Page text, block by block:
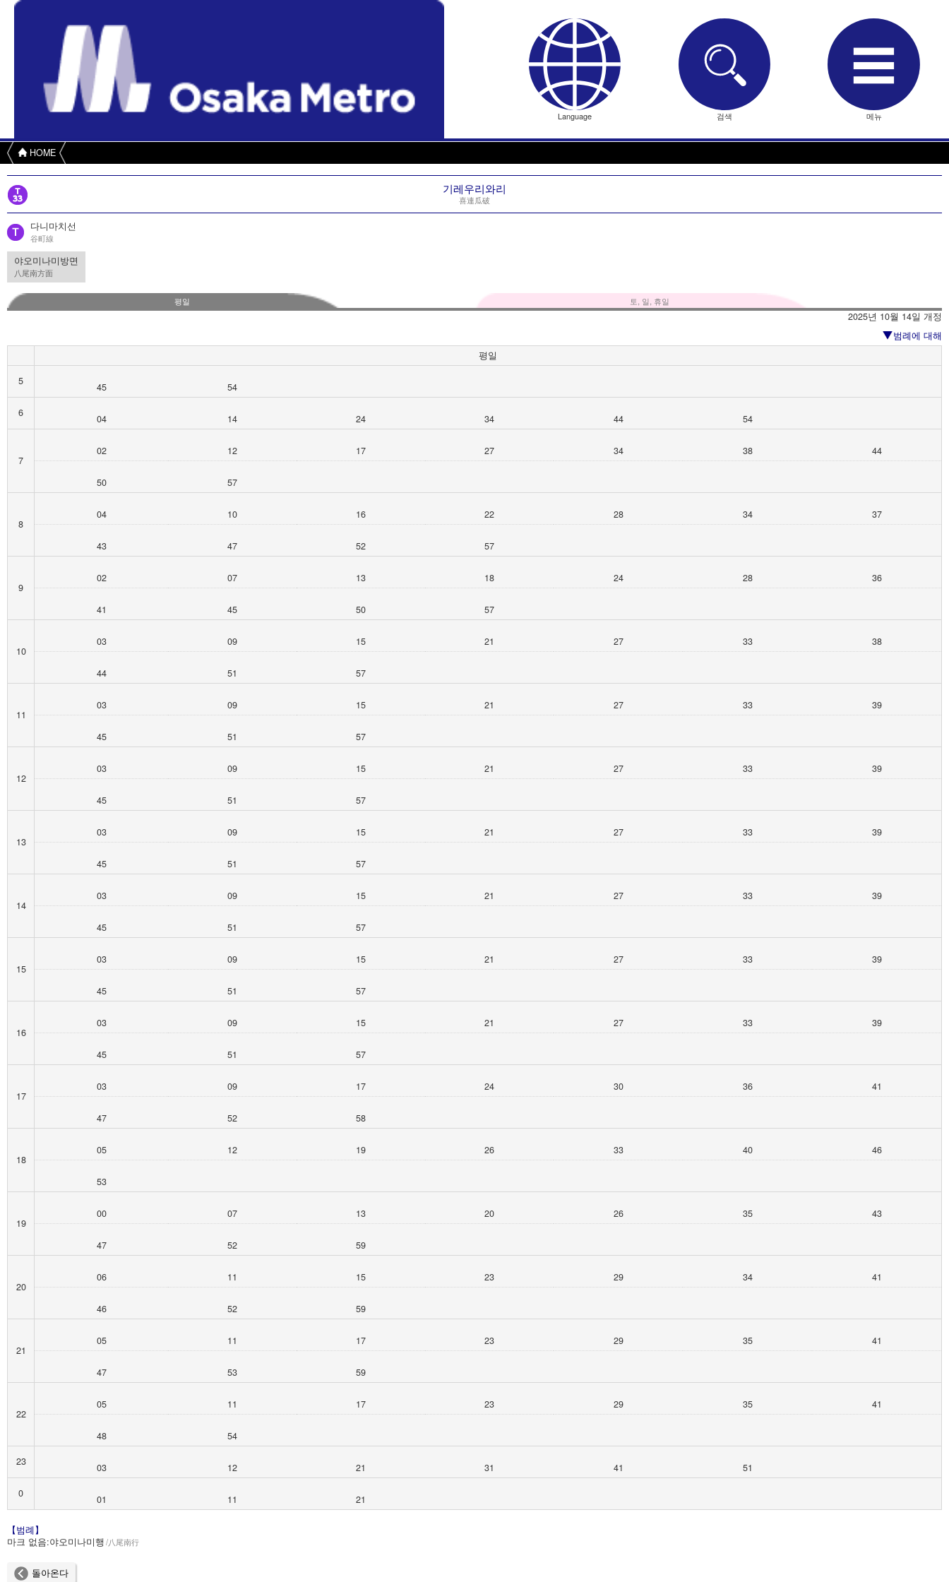
Language 검색 메뉴
HOME
기레우리와리
喜連瓜破
다니마치선
谷町線
야오미나미방면
八尾南方面
평일 토, 일, 휴일
2025년 10월 14일 개정
범례에 대해
평일
5
45
54
6
04 14 24 34 44 54
7
02 12 17 27 34 38 44
50 57
8
04 10 16 22 28 34 37
43 47 52 57
9
02 07 13 18 24 28 36
41 45 50 57
10
03 09 15 21 27 33 38
44 51 57
11
03 09 15 21 27 33 39
45 51 57
12
03 09 15 21 27 33 39
45 51 57
13
03 09 15 21 27 33 39
45 51 57
14
03 09 15 21 27 33 39
45 51 57
15
03 09 15 21 27 33 39
45 51 57
16
03 09 15 21 27 33 39
45 51 57
17
03 09 17 24 30 36 41
47 52 58
18
05 12 19 26 33 40 46
53
19
00 07 13 20 26 35 43
47 52 59
20
06 11 15 23 29 34 41
46 52 59
21
05 11 17 23 29 35 41
47 53 59
22
05 11 17 23 29 35 41
48
54
23
03 12 21 31 41
51
0
01 11 21
【범례】
마크 없음:야오미나미행 八尾南行
돌아온다